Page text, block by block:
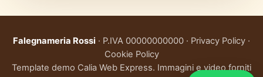
Falegnameria Rossi · P.IVA 00000000000 · Privacy Policy ·
Cookie Policy
Template demo Calia Web Express. Immagini e video forniti